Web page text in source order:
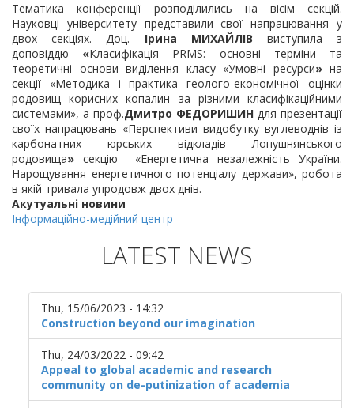
Тематика конференції розподілились на вісім секцій.
Науковці університету представили свої напрацювання у
двох секціях. Доц. Ірина МИХАЙЛІВ виступила з
доповіддю «Класифікація PRMS: основні терміни та
теоретичні основи виділення класу «Умовні ресурси» на
секції
«Методика і практика геолого-економічної оцінки
родовищ корисних копалин за різними класифікаційними
системами», а проф.Дмитро ФЕДОРИШИН для презентації
своїх напрацювань «Перспективи видобутку вуглеводнів із
карбонатних юрських відкладів Лопушнянського
родовища» секцію
«Енергетична незалежність України.
Нарощування енергетичного потенціалу держави», робота
в якій тривала упродовж двох днів.
Акутуальні новини
Інформаційно-медійний центр
LATEST NEWS
Thu, 15/06/2023 - 14:32
Construction beyond our imagination
Thu, 24/03/2022 - 09:42
Appeal to global academic and research
community on de-putinization of academia